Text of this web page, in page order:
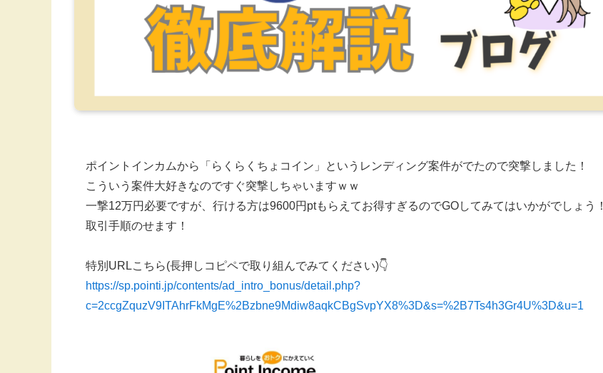
ポイントインカムから「らくらくちょコイン」というレンディング案件がでたので突撃しました！
こういう案件大好きなのですぐ突撃しちゃいますｗｗ
一撃12万円必要ですが、行ける方は9600円ptもらえてお得すぎるのでGOしてみてはいかがでしょう！
取引手順のせます！
特別URLこちら(長押しコピペで取り組んでみてください)👇
https://sp.pointi.jp/contents/ad_intro_bonus/detail.php?
c=2ccgZquzV9ITAhrFkMgE%2Bzbne9Mdiw8aqkCBgSvpYX8%3D&s=%2B7Ts4h3Gr4U%3D&u=1